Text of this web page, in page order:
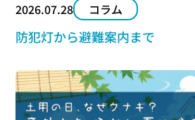
2026.07.28 コラム
防犯灯から避難案内まで